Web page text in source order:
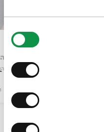
זכריה
ד"ר
מתוך: סוף